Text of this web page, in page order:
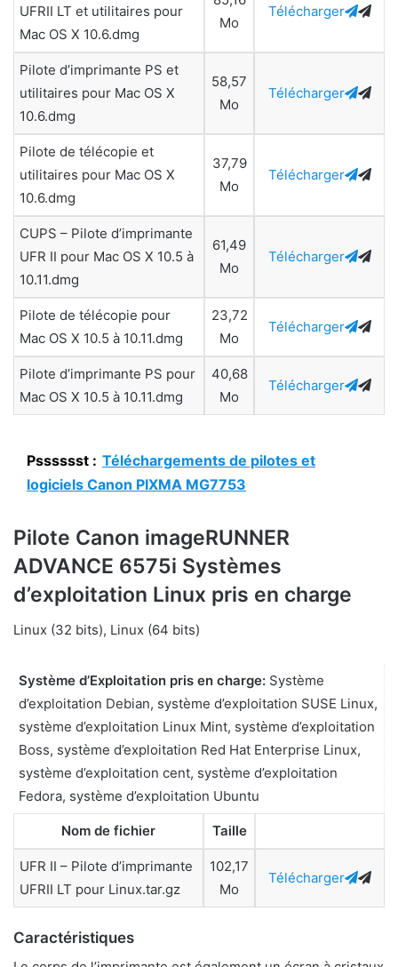
UFRII LT et utilitaires pour
Mac OS X 10.6.dmg
Mo
Télécharger
Pilote d’imprimante PS et
utilitaires pour Mac OS X
10.6.dmg
58,57
Mo
Télécharger
Pilote de télécopie et
utilitaires pour Mac OS X
10.6.dmg
37,79
Mo
Télécharger
CUPS – Pilote d’imprimante
UFR II pour Mac OS X 10.5 à
10.11.dmg
61,49
Mo
Télécharger
Pilote de télécopie pour
Mac OS X 10.5 à 10.11.dmg
23,72
Mo
Télécharger
Pilote d’imprimante PS pour
Mac OS X 10.5 à 10.11.dmg
40,68
Mo
Télécharger
Psssssst : Téléchargements de pilotes et
logiciels Canon PIXMA MG7753
Pilote Canon imageRUNNER
ADVANCE 6575i Systèmes
d’exploitation Linux pris en charge
Linux (32 bits), Linux (64 bits)
Système d’Exploitation pris en charge: Système
d’exploitation Debian, système d’exploitation SUSE Linux,
système d’exploitation Linux Mint, système d’exploitation
Boss, système d’exploitation Red Hat Enterprise Linux,
système d’exploitation cent, système d’exploitation
Fedora, système d’exploitation Ubuntu
Nom de fichier Taille
UFR II – Pilote d’imprimante
UFRII LT pour Linux.tar.gz
102,17
Mo
Télécharger
Caractéristiques